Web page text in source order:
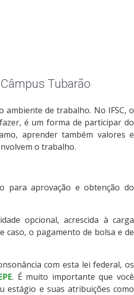
Tubarão
de trabalho. No IFSC, o
é um forma de participar do
aprender também valores e
o trabalho.
para aprovação e obtenção do
opcional, acrescida à carga
o pagamento de bolsa e de
com esta lei federal, os
. É muito importante que você
estágio e suas atribuições como